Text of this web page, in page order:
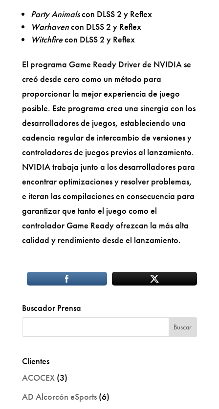
Party Animalscon DLSS 2 y Reflex
Warhavencon DLSS 2 y Reflex
Witchfirecon DLSS 2 y Reflex
El programa Game Ready Driver de NVIDIA se
creó desde cero como un método para
proporcionar la mejor experiencia de juego
posible. Este programa crea una sinergia con los
desarrolladores de juegos, estableciendo una
cadencia regular de intercambio de versiones y
controladores de juegos previos al lanzamiento.
NVIDIA trabaja junto a los desarrolladores para
encontrar optimizaciones y resolver problemas,
e iteran las compilaciones en consecuencia para
garantizar que tanto el juego como el
controlador Game Ready ofrezcan la más alta
calidad y rendimiento desde el lanzamiento.
Buscador Prensa
Clientes
ACOCEX(3)
AD Alcorcón eSports(6)